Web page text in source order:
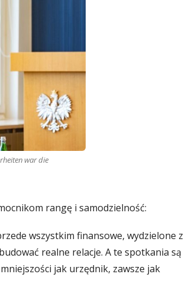
war die
rangę i samodzielność:
wszystkim finansowe, wydzielone z
realne relacje. A te spotkania są
jak urzędnik, zawsze jak